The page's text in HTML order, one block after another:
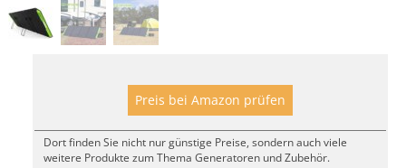
Preis bei Amazon prüfen
Dort finden Sie nicht nur günstige Preise, sondern auch viele
weitere Produkte zum Thema Generatoren und Zubehör.